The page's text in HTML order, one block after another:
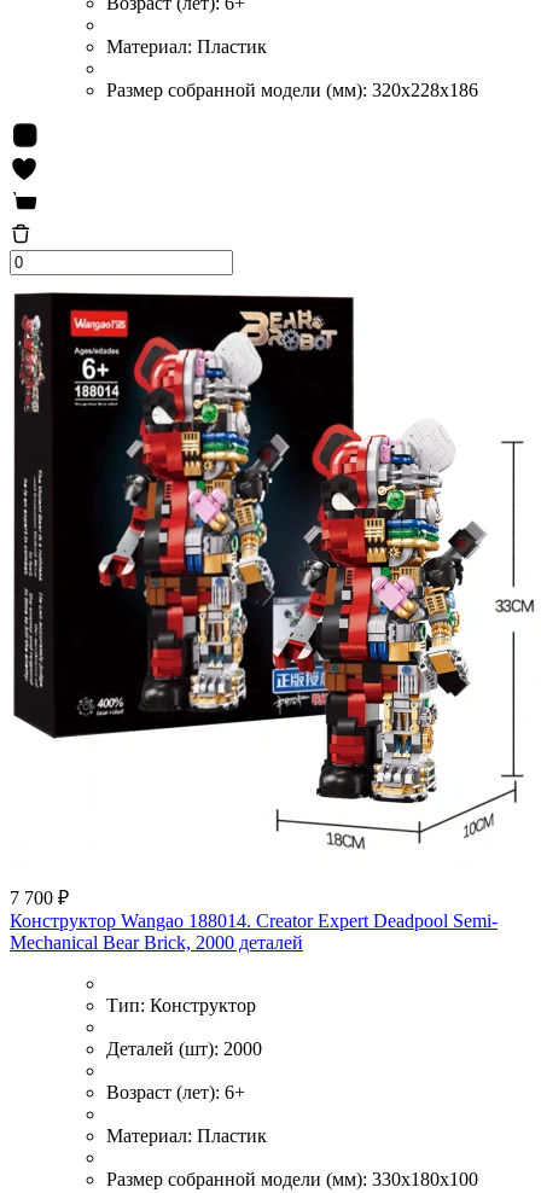
Материал: Пластик
Размер собранной модели (мм): 320x228x186
7 700 ₽
Конструктор Wangao 188014. Creator Expert Deadpool Semi-
Mechanical Bear Brick, 2000 деталей
Тип: Конструктор
Деталей (шт): 2000
Возраст (лет): 6+
Материал: Пластик
Размер собранной модели (мм): 330x180x100